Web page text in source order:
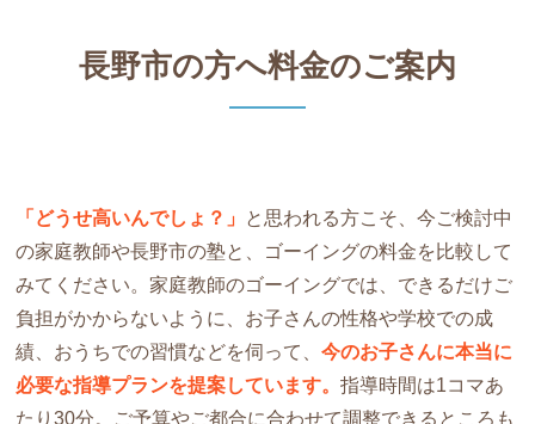
長野市の方へ料金のご案内
「どうせ高いんでしょ？」 と思われる方こそ、今ご検討中
の家庭教師や長野市の塾と、ゴーイングの料金を比較して
みてください。家庭教師のゴーイングでは、できるだけご
負担がかからないように、お子さんの性格や学校での成
績、おうちでの習慣などを伺って、今のお子さんに本当に
必要な指導プランを提案しています。指導時間は1コマあ
たり30分。ご予算やご都合に合わせて調整できるところも